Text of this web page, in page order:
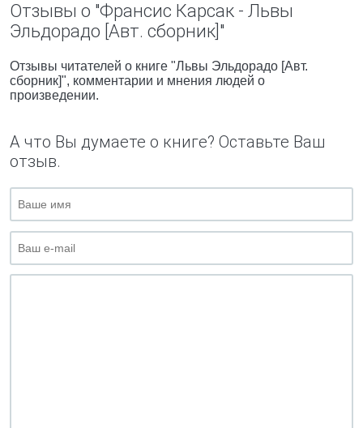
Отзывы о "Франсис Карсак - Львы
Эльдорадо [Авт. сборник]"
Отзывы читателей о книге "Львы Эльдорадо [Авт.
сборник]", комментарии и мнения людей о
произведении.
А что Вы думаете о книге? Оставьте Ваш
отзыв.